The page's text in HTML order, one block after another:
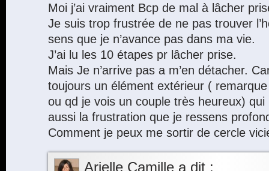
Moi j’ai vraiment Bcp de mal à lâcher
Je suis trop frustrée de ne pas trouver
sens que je n’avance pas dans ma vie.
J’ai lu les 10 étapes pr lâcher prise.
Mais Je n’arrive pas a m’en détacher.
toujours un élément extérieur (
ou qd je vois un couple très heureux)
aussi la frustration que je ressens
Comment je peux me sortir de cercle
Arielle Camille a dit :